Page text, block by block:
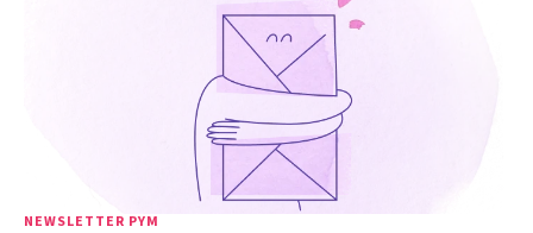
NEWSLETTER PYM